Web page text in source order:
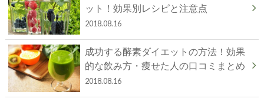
ット！効果別レシピと注意点
2018.08.16
成功する酵素ダイエットの方法！効果
的な飲み方・痩せた人の口コミまとめ
2018.08.16